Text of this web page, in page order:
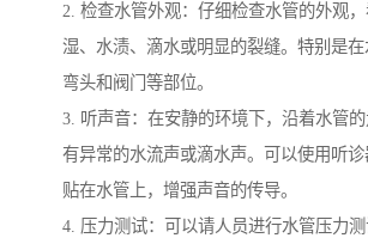
2. 检查水管外观：仔细检查水管的外观
湿、水渍、滴水或明显的裂缝。特别是在
弯头和阀门等部位。
3. 听声音：在安静的环境下，沿着水管
有异常的水流声或滴水声。可以使用听
贴在水管上，增强声音的传导。
4. 压力测试：可以请人员进行水管压力